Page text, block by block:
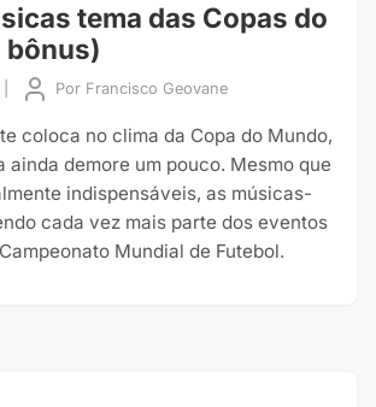
tema das Copas do
bônus)
Por Francisco Geovane
coloca no clima da Copa do Mundo,
ainda demore um pouco. Mesmo que
indispensáveis, as músicas-
cada vez mais parte dos eventos
Mundial de Futebol.